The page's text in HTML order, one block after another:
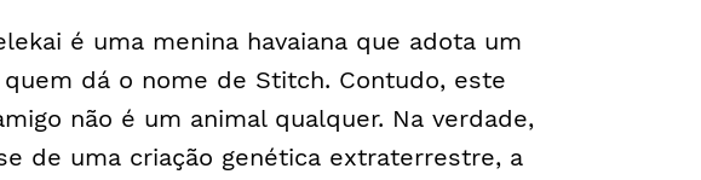
é uma menina havaiana que adota um
quem dá o nome de Stitch. Contudo, este
não é um animal qualquer. Na verdade,
de uma criação genética extraterrestre, a